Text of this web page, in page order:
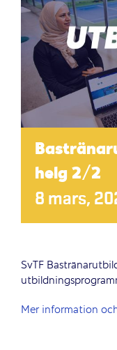
helg 2/2
8 mars,
SvTF
Mer information